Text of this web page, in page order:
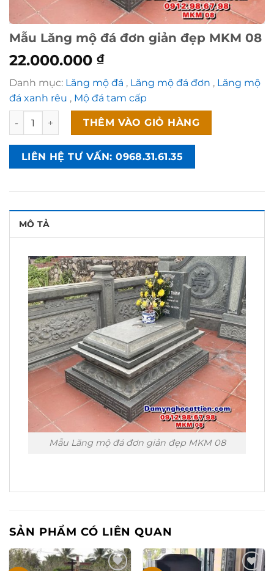
Mẫu Lăng mộ đá đơn giản đẹp MKM 08
22.000.000 ₫
Danh mục: Lăng mộ đá , Lăng mộ đá đơn , Lăng mộ
đá xanh rêu , Mộ đá tam cấp
Mẫu Lăng mộ đá đơn giản đẹp MKM 08 số lượng
THÊM VÀO GIỎ HÀNG
LIÊN HỆ TƯ VẤN: 0968.31.61.35
MÔ TẢ
Mẫu Lăng mộ đá đơn giản đẹp MKM 08
SẢN PHẨM CÓ LIÊN QUAN